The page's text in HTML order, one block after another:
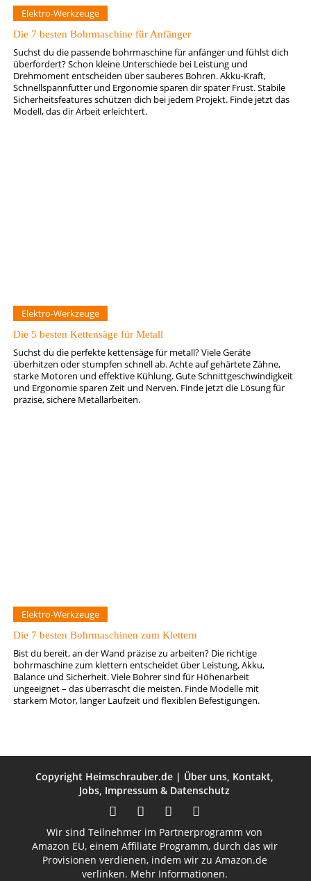
Elektro-Werkzeuge
Die 7 besten Bohrmaschine für Anfänger
Suchst du die passende bohrmaschine für anfänger und fühlst dich
überfordert? Schon kleine Unterschiede bei Leistung und
Drehmoment entscheiden über sauberes Bohren. Akku-Kraft,
Schnellspannfutter und Ergonomie sparen dir später Frust. Stabile
Sicherheitsfeatures schützen dich bei jedem Projekt. Finde jetzt das
Modell, das dir Arbeit erleichtert.
Elektro-Werkzeuge
Die 5 besten Kettensäge für Metall
Suchst du die perfekte kettensäge für metall? Viele Geräte
überhitzen oder stumpfen schnell ab. Achte auf gehärtete Zähne,
starke Motoren und effektive Kühlung. Gute Schnittgeschwindigkeit
und Ergonomie sparen Zeit und Nerven. Finde jetzt die Lösung für
präzise, sichere Metallarbeiten.
Elektro-Werkzeuge
Die 7 besten Bohrmaschinen zum Klettern
Bist du bereit, an der Wand präzise zu arbeiten? Die richtige
bohrmaschine zum klettern entscheidet über Leistung, Akku,
Balance und Sicherheit. Viele Bohrer sind für Höhenarbeit
ungeeignet – das überrascht die meisten. Finde Modelle mit
starkem Motor, langer Laufzeit und flexiblen Befestigungen.
Copyright Heimschrauber.de | Über uns, Kontakt,
Jobs, Impressum & Datenschutz
Wir sind Teilnehmer im Partnerprogramm von
Amazon EU, einem Affiliate Programm, durch das wir
Provisionen verdienen, indem wir zu Amazon.de
verlinken. Mehr Informationen.